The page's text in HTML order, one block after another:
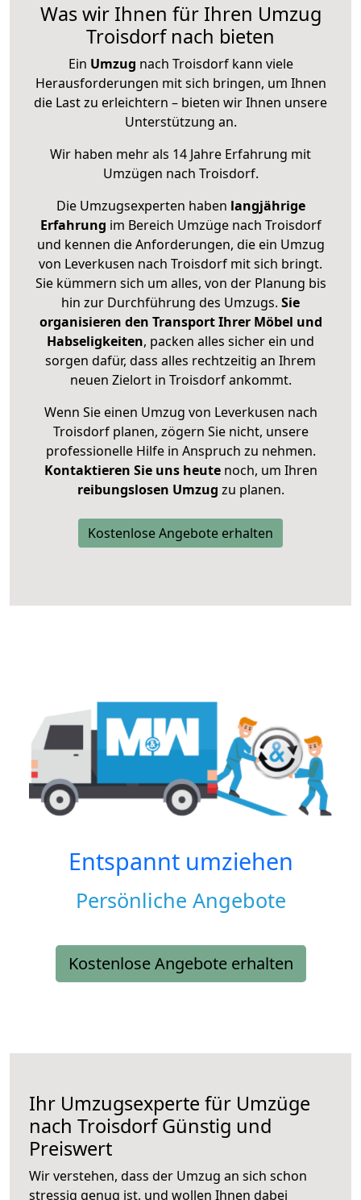
Was wir Ihnen für Ihren Umzug
Troisdorf nach bieten
Ein Umzug nach Troisdorf kann viele
Herausforderungen mit sich bringen, um Ihnen
die Last zu erleichtern – bieten wir Ihnen unsere
Unterstützung an.
Wir haben mehr als 14 Jahre Erfahrung mit
Umzügen nach Troisdorf.
Die Umzugsexperten haben langjährige
Erfahrung im Bereich Umzüge nach Troisdorf
und kennen die Anforderungen, die ein Umzug
von Leverkusen nach Troisdorf mit sich bringt.
Sie kümmern sich um alles, von der Planung bis
hin zur Durchführung des Umzugs. Sie
organisieren den Transport Ihrer Möbel und
Habseligkeiten, packen alles sicher ein und
sorgen dafür, dass alles rechtzeitig an Ihrem
neuen Zielort in Troisdorf ankommt.
Wenn Sie einen Umzug von Leverkusen nach
Troisdorf planen, zögern Sie nicht, unsere
professionelle Hilfe in Anspruch zu nehmen.
Kontaktieren Sie uns heutenoch, um Ihren
reibungslosen Umzug zu planen.
Kostenlose Angebote erhalten
Entspannt umziehen
Persönliche Angebote
Kostenlose Angebote erhalten
Ihr Umzugsexperte für Umzüge
nach TroisdorfGünstig und
Preiswert
Wir verstehen, dass der Umzug an sich schon
stressig genug ist, und wollen Ihnen dabei